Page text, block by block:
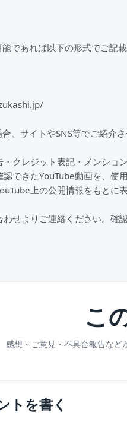
であれば以下の形式でご記載
、サイトやSNS等でご紹介さ
・クレジット表記・メンシ
できたYouTube動画を、使
上の公開情報をもとに
せよりご連絡ください。確
こ
感想・ご意見・不具合報告など
トを書く